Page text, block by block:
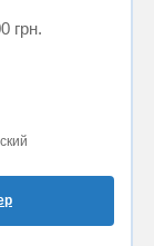
грн.